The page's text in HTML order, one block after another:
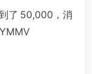
了 50,000，消